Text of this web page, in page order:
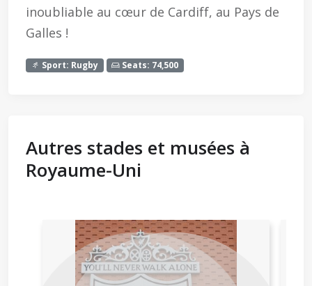
inoubliable au cœur de Cardiff, au Pays de
Galles !
Sport: Rugby Seats: 74,500
Autres stades et musées à
Royaume-Uni